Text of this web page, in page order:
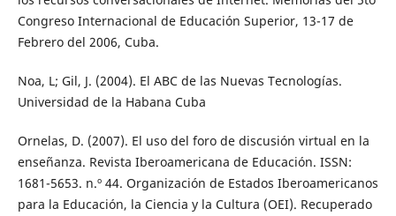
Congreso Internacional de Educación Superior, 13-17 de
Febrero del 2006, Cuba.
Noa, L; Gil, J. (2004). El ABC de las Nuevas Tecnologías.
Universidad de la Habana Cuba
Ornelas, D. (2007). El uso del foro de discusión virtual en la
enseñanza. Revista Iberoamericana de Educación. ISSN:
1681-5653. n.º 44. Organización de Estados Iberoamericanos
para la Educación, la Ciencia y la Cultura (OEI). Recuperado